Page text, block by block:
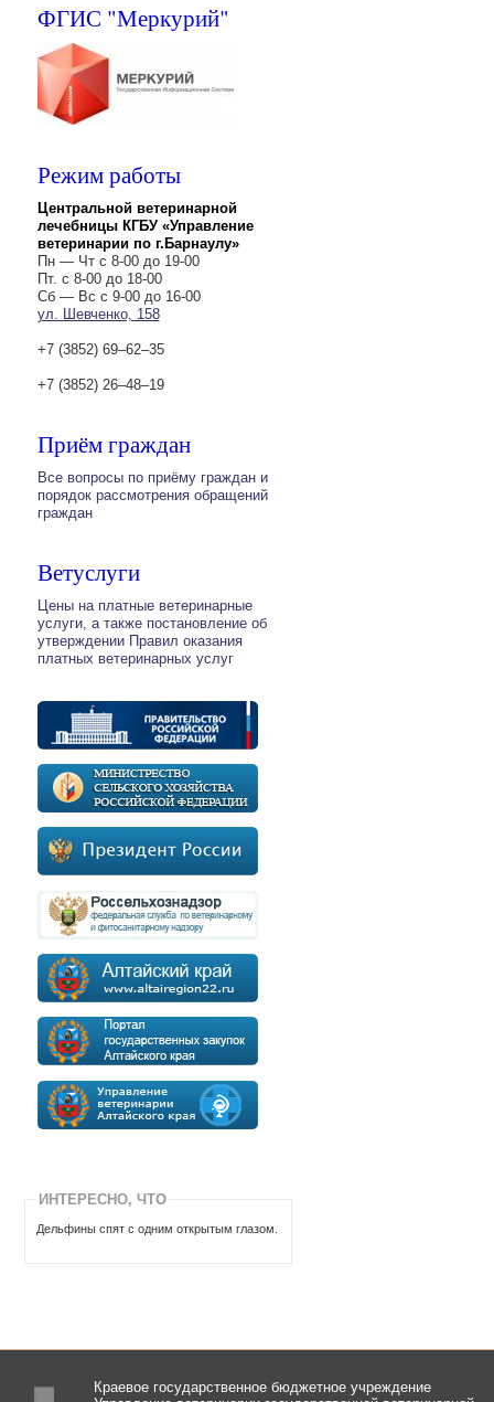
ФГИС "Меркурий"
Режим работы
Центральной ветеринарной
лечебницы КГБУ «Управление
ветеринарии по г.Барнаулу»
Пн — Чт с 8-00 до 19-00
Пт. с 8-00 до 18-00
Сб — Вс с 9-00 до 16-00
ул. Шевченко, 158
+7 (3852) 69‒62‒35
+7 (3852) 26‒48‒19
Приём граждан
Все вопросы по приёму граждан и
порядок рассмотрения обращений
граждан
Ветуслуги
Цены на платные ветеринарные
услуги, а также постановление об
утверждении Правил оказания
платных ветеринарных услуг
ИНТЕРЕСНО, ЧТО
Дельфины спят с одним открытым глазом.
Краевое государственное бюджетное учреждение